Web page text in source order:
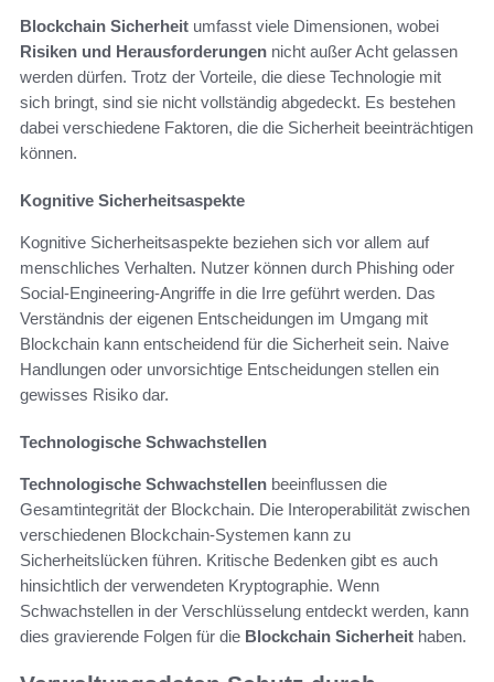
Blockchain Sicherheit umfasst viele Dimensionen, wobei
Risiken und Herausforderungen nicht außer Acht gelassen
werden dürfen. Trotz der Vorteile, die diese Technologie mit
sich bringt, sind sie nicht vollständig abgedeckt. Es bestehen
dabei verschiedene Faktoren, die die Sicherheit beeinträchtigen
können.
Kognitive Sicherheitsaspekte
Kognitive Sicherheitsaspekte beziehen sich vor allem auf
menschliches Verhalten. Nutzer können durch Phishing oder
Social-Engineering-Angriffe in die Irre geführt werden. Das
Verständnis der eigenen Entscheidungen im Umgang mit
Blockchain kann entscheidend für die Sicherheit sein. Naive
Handlungen oder unvorsichtige Entscheidungen stellen ein
gewisses Risiko dar.
Technologische Schwachstellen
Technologische Schwachstellen beeinflussen die
Gesamtintegrität der Blockchain. Die Interoperabilität zwischen
verschiedenen Blockchain-Systemen kann zu
Sicherheitslücken führen. Kritische Bedenken gibt es auch
hinsichtlich der verwendeten Kryptographie. Wenn
Schwachstellen in der Verschlüsselung entdeckt werden, kann
dies gravierende Folgen für die Blockchain Sicherheit haben.